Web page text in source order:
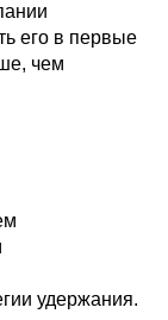
его в первые
чем
удержания.